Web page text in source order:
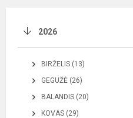
2026
BIRŽELIS (13)
GEGUŽĖ (26)
BALANDIS (20)
KOVAS (29)